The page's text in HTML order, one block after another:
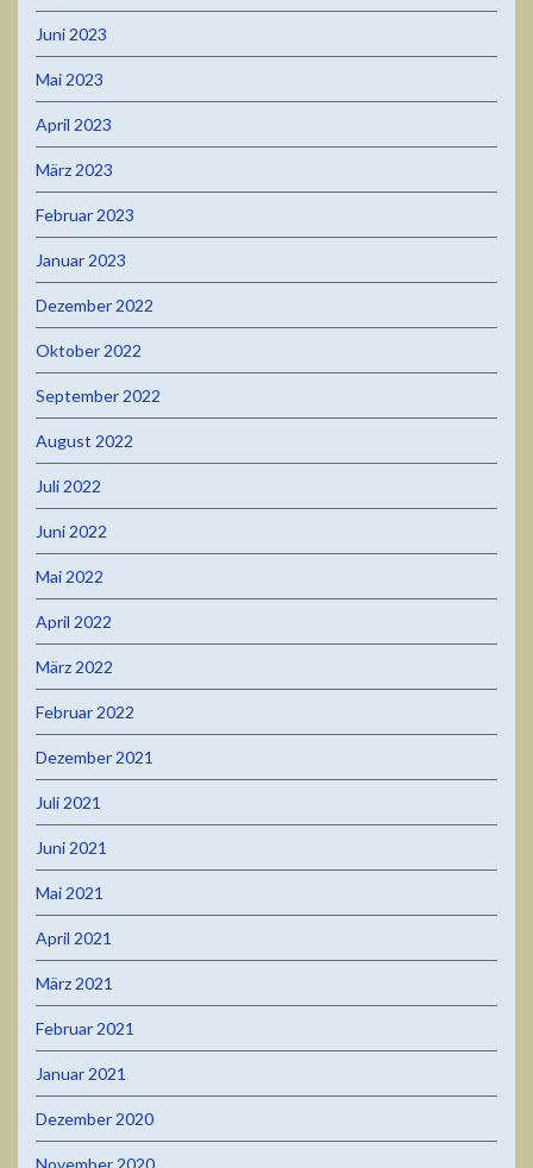
Juni 2023
Mai 2023
April 2023
März 2023
Februar 2023
Januar 2023
Dezember 2022
Oktober 2022
September 2022
August 2022
Juli 2022
Juni 2022
Mai 2022
April 2022
März 2022
Februar 2022
Dezember 2021
Juli 2021
Juni 2021
Mai 2021
April 2021
März 2021
Februar 2021
Januar 2021
Dezember 2020
November 2020